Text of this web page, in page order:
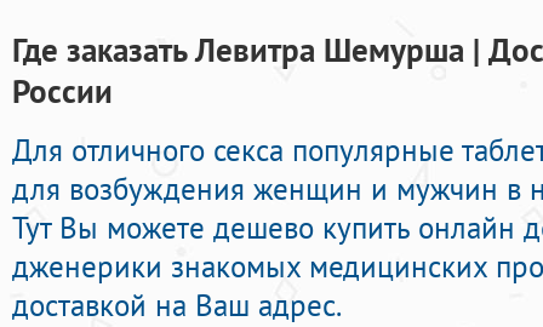
Где заказать Левитра Шемурша |
России
Для отличного секса популярные
для возбуждения женщин и мужчин в
Тут Вы можете дешево купить онлайн
дженерики знакомых медицинских
доставкой на Ваш адрес.